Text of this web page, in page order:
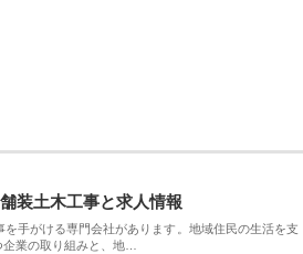
装土木工事と求人情報
手がける専門会社があります。地域住民の生活を支
企業の取り組みと、地…